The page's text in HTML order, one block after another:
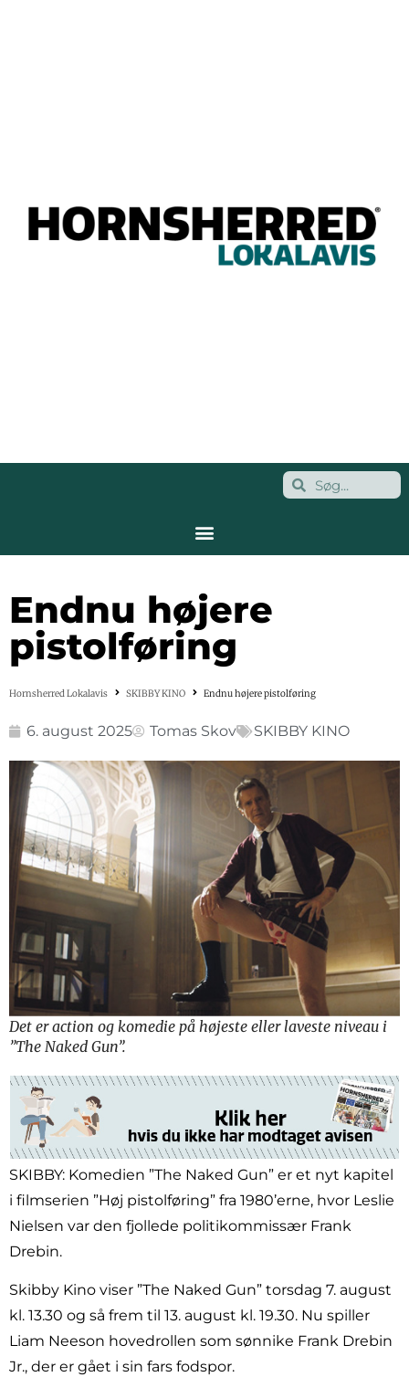
Endnu højere
pistolføring
Hornsherred Lokalavis SKIBBY KINO Endnu højere pistolføring
6. august 2025 Tomas Skov SKIBBY KINO
Det er action og komedie på højeste eller laveste niveau i
”The Naked Gun”.
SKIBBY: Komedien ”The Naked Gun” er et nyt kapitel
i filmserien ”Høj pistolføring” fra 1980’erne, hvor Leslie
Nielsen var den fjollede politikommissær Frank
Drebin.
Skibby Kino viser ”The Naked Gun” torsdag 7. august
kl. 13.30 og så frem til 13. august kl. 19.30. Nu spiller
Liam Neeson hovedrollen som sønnike Frank Drebin
Jr., der er gået i sin fars fodspor.